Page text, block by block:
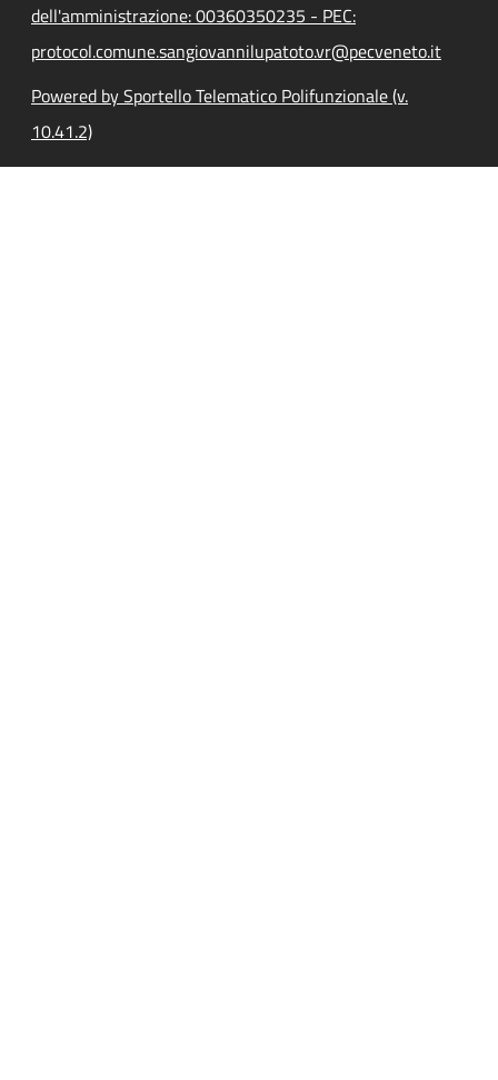
dell'amministrazione: 00360350235 - PEC:
protocol.comune.sangiovannilupatoto.vr@pecveneto.it
Powered by Sportello Telematico Polifunzionale (v.
10.41.2)